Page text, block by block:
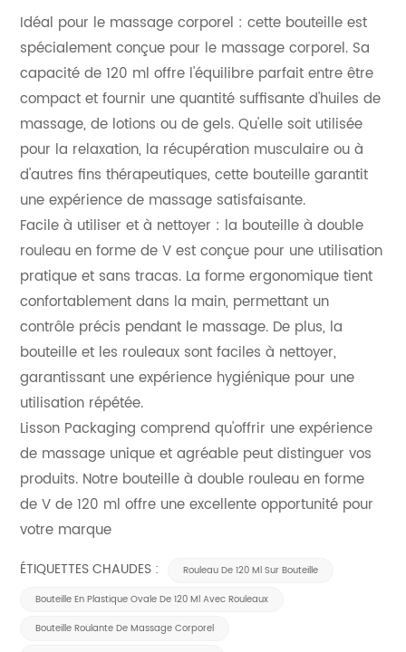
Idéal pour le massage corporel : cette bouteille est
spécialement conçue pour le massage corporel. Sa
capacité de 120 ml offre l'équilibre parfait entre être
compact et fournir une quantité suffisante d'huiles de
massage, de lotions ou de gels. Qu'elle soit utilisée
pour la relaxation, la récupération musculaire ou à
d'autres fins thérapeutiques, cette bouteille garantit
une expérience de massage satisfaisante.
Facile à utiliser et à nettoyer : la bouteille à double
rouleau en forme de V est conçue pour une utilisation
pratique et sans tracas. La forme ergonomique tient
confortablement dans la main, permettant un
contrôle précis pendant le massage. De plus, la
bouteille et les rouleaux sont faciles à nettoyer,
garantissant une expérience hygiénique pour une
utilisation répétée.
Lisson Packaging comprend qu'offrir une expérience
de massage unique et agréable peut distinguer vos
produits. Notre bouteille à double rouleau en forme
de V de 120 ml offre une excellente opportunité pour
votre marque
ÉTIQUETTES CHAUDES :
Rouleau De 120 Ml Sur Bouteille
Bouteille En Plastique Ovale De 120 Ml Avec Rouleaux
Bouteille Roulante De Massage Corporel